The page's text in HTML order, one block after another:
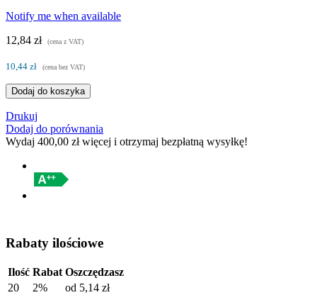
Notify me when available
12,84 zł
(cena z VAT)
10,44 zł (cena bez VAT)
Dodaj do koszyka
Drukuj
Dodaj do porównania
Wydaj 400,00 złwięcej i otrzymaj bezpłatną wysyłkę!
Rabaty ilościowe
Ilość Rabat Oszczędzasz
20
2% od 5,14 zł